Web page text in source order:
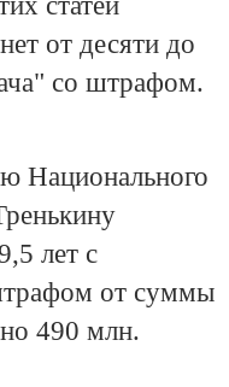
от десяти до
со штрафом.
Национального
лет с
от суммы
490 млн.